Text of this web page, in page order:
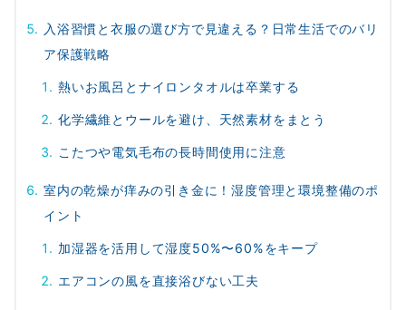
入浴習慣と衣服の選び方で見違える？日常生活でのバリ
ア保護戦略
熱いお風呂とナイロンタオルは卒業する
化学繊維とウールを避け、天然素材をまとう
こたつや電気毛布の長時間使用に注意
室内の乾燥が痒みの引き金に！湿度管理と環境整備のポ
イント
加湿器を活用して湿度50%〜60%をキープ
エアコンの風を直接浴びない工夫